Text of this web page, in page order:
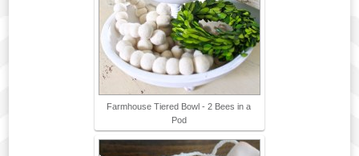
Farmhouse Tiered Bowl - 2 Bees in a
Pod